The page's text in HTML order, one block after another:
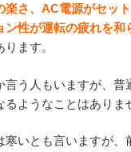
楽さ、AC電源がセッ
ン性が運転の疲れを和
ます。
言う人もいますが、普
ようなことはありま
いとも言いますが、